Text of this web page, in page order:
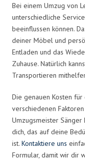
Bei einem Umzug von
unterschiedliche
beeinflussen können.
deiner Möbel und
Entladen und das
Zuhause. Natürlich
Transportieren
Die genauen Kosten
verschiedenen
Umzugsmeister
dich, das auf deine
ist. Kontaktiere uns
Formular, damit wir dir